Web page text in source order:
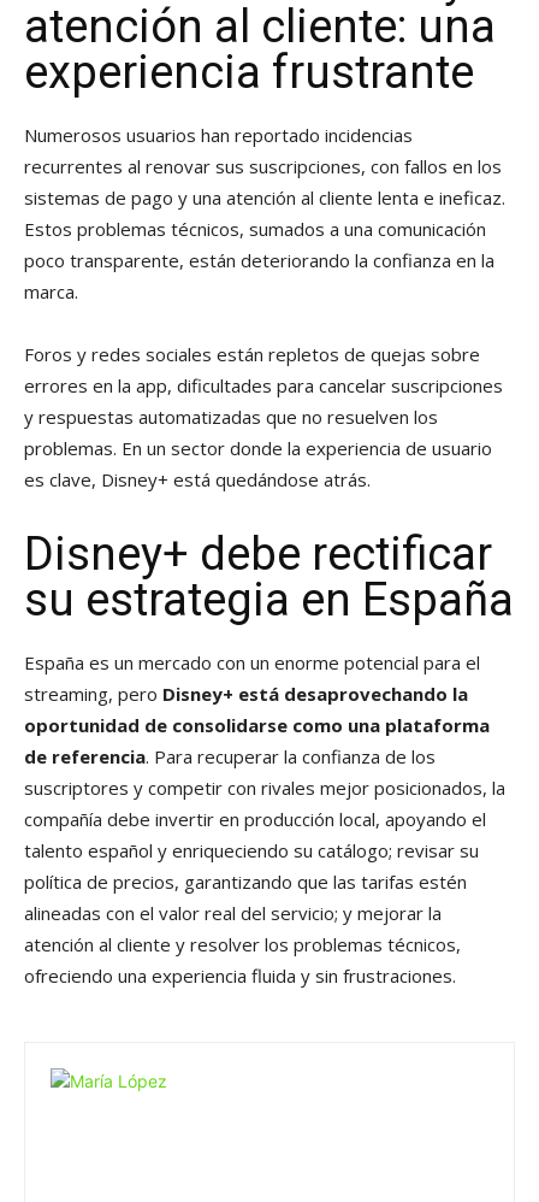
atención al cliente: una
experiencia frustrante
Numerosos usuarios han reportado incidencias
recurrentes al renovar sus suscripciones, con fallos en los
sistemas de pago y una atención al cliente lenta e ineficaz.
Estos problemas técnicos, sumados a una comunicación
poco transparente, están deteriorando la confianza en la
marca.
Foros y redes sociales están repletos de quejas sobre
errores en la app, dificultades para cancelar suscripciones
y respuestas automatizadas que no resuelven los
problemas. En un sector donde la experiencia de usuario
es clave, Disney+ está quedándose atrás.
Disney+ debe rectificar
su estrategia en España
España es un mercado con un enorme potencial para el
streaming, pero Disney+ está desaprovechando la
oportunidad de consolidarse como una plataforma
de referencia. Para recuperar la confianza de los
suscriptores y competir con rivales mejor posicionados, la
compañía debe invertir en producción local, apoyando el
talento español y enriqueciendo su catálogo; revisar su
política de precios, garantizando que las tarifas estén
alineadas con el valor real del servicio; y mejorar la
atención al cliente y resolver los problemas técnicos,
ofreciendo una experiencia fluida y sin frustraciones.